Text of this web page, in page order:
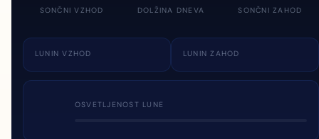
SONČNI VZHOD DOLŽINA DNEVA SONČNI ZAHOD
LUNIN VZHOD LUNIN ZAHOD
OSVETLJENOST LUNE